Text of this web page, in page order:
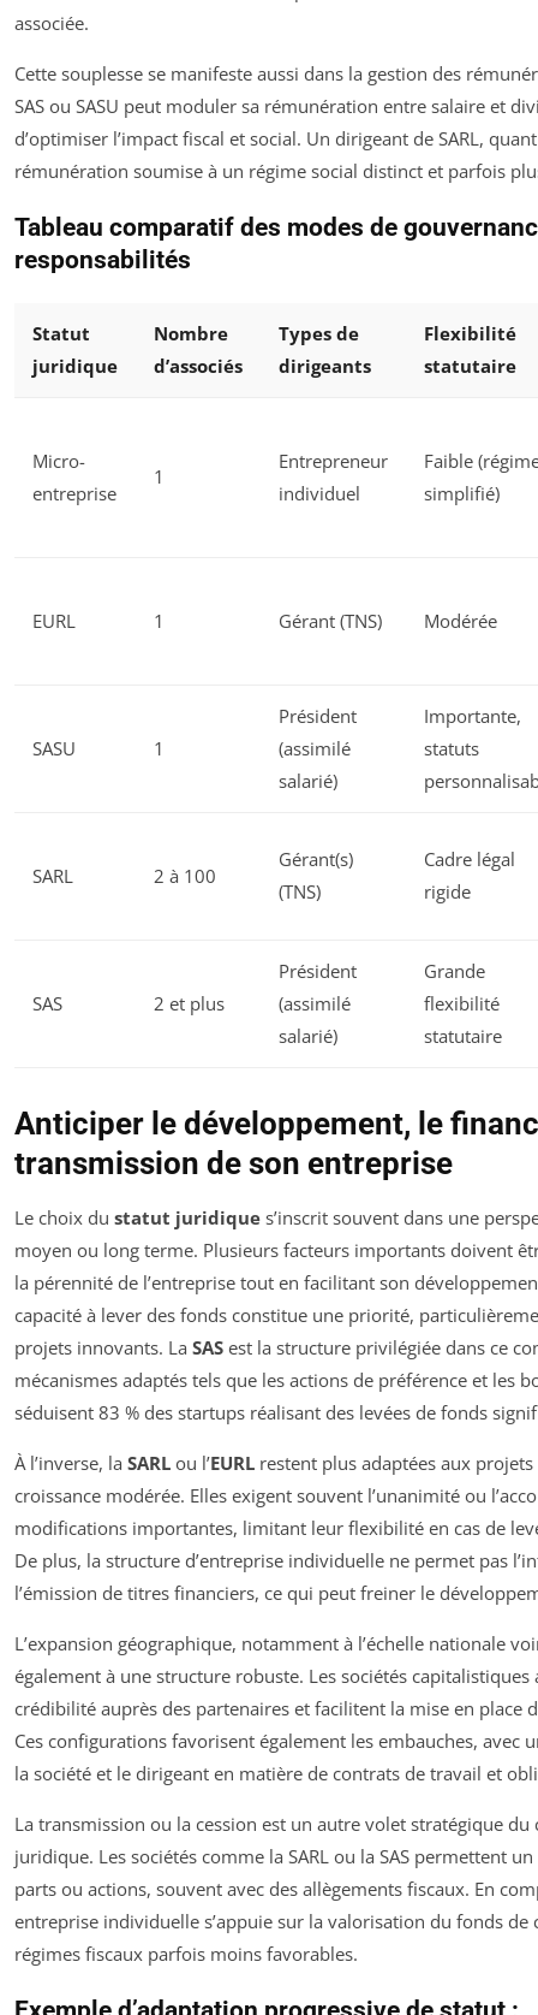
associée.
Cette souplesse se manifeste aussi dans la gestion des
SAS ou SASU peut moduler sa rémunération entre salaire et
d’optimiser l’impact fiscal et social. Un dirigeant de SARL,
rémunération soumise à un régime social distinct et parfois
Tableau comparatif des modes de
responsabilités
Statut
juridique
Nombre
d’associés
Types de
dirigeants
Flexibilité
statutaire
Micro-
entreprise
1
Entrepreneur
individuel
Faible
simplifié)
EURL 1 Gérant (TNS) Modérée
SASU 1
Président
(assimilé
salarié)
Importante,
statuts
SARL 2 à 100
Gérant(s)
(TNS)
Cadre légal
rigide
SAS 2 et plus
Président
(assimilé
salarié)
Grande
flexibilité
statutaire
Anticiper le développement, le
transmission de son entreprise
Le choix du statut juridique s’inscrit souvent dans une
moyen ou long terme. Plusieurs facteurs importants doivent
la pérennité de l’entreprise tout en facilitant son
capacité à lever des fonds constitue une priorité,
projets innovants. La SAS est la structure privilégiée dans ce
mécanismes adaptés tels que les actions de préférence et les
séduisent 83 % des startups réalisant des levées de fonds
À l’inverse, la SARL ou l’EURL restent plus adaptées aux
croissance modérée. Elles exigent souvent l’unanimité ou
modifications importantes, limitant leur flexibilité en cas de
De plus, la structure d’entreprise individuelle ne permet pas
l’émission de titres financiers, ce qui peut freiner le
L’expansion géographique, notamment à l’échelle nationale
également à une structure robuste. Les sociétés
crédibilité auprès des partenaires et facilitent la mise en place
Ces configurations favorisent également les embauches, avec
la société et le dirigeant en matière de contrats de travail et
La transmission ou la cession est un autre volet stratégique
juridique. Les sociétés comme la SARL ou la SAS permettent
parts ou actions, souvent avec des allègements fiscaux. En
entreprise individuelle s’appuie sur la valorisation du fonds de
régimes fiscaux parfois moins favorables.